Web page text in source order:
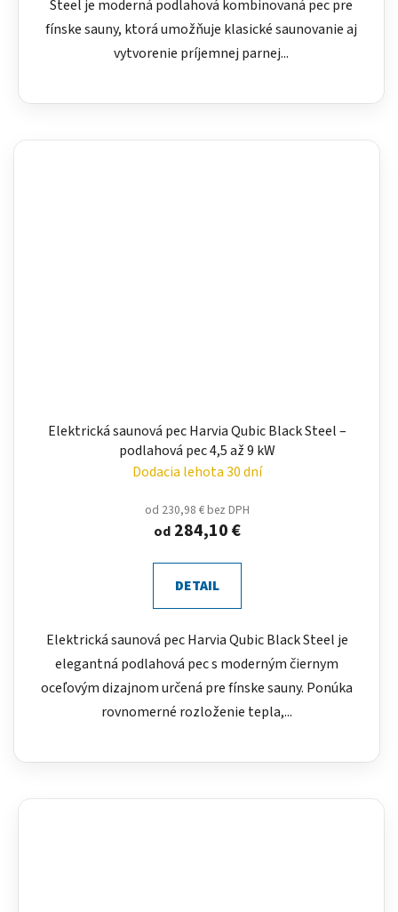
Steel je moderná podlahová kombinovaná pec pre
fínske sauny, ktorá umožňuje klasické saunovanie aj
vytvorenie príjemnej parnej...
Elektrická saunová pec Harvia Qubic Black Steel –
podlahová pec 4,5 až 9 kW
Dodacia lehota 30 dní
od 230,98 € bez DPH
od284,10 €
DETAIL
Elektrická saunová pec Harvia Qubic Black Steel je
elegantná podlahová pec s moderným čiernym
oceľovým dizajnom určená pre fínske sauny. Ponúka
rovnomerné rozloženie tepla,...